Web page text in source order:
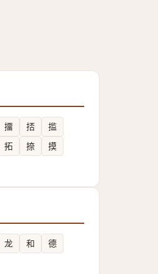
㩅 㧵
㨫
拓 捺 摸
龙 和
德